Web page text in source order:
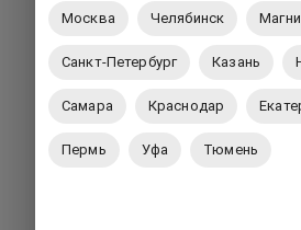
Москва Челябинск
Санкт-Петербург Казань
Самара Краснодар
Пермь Уфа Тюмень